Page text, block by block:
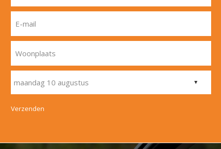
E-mail
Woonplaats
Verzenden